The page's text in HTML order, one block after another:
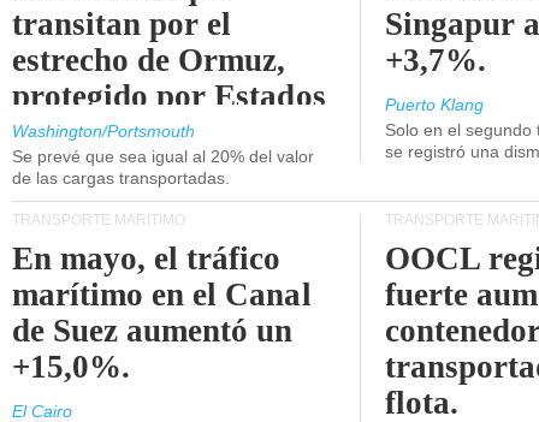
transitan por el
estrecho de Ormuz,
protegido por Estados
Unidos.
Washington/Portsmouth
Se prevé que sea igual al 20% del valor
de las cargas transportadas.
Singapur
+3,7%.
Puerto Klang
Solo en el
se registró una
TRANSPORTE MARÍTIMO
En mayo, el tráfico
marítimo en el Canal
de Suez aumentó un
+15,0%.
El Cairo
TRANSPORTE
OOCL
fuerte
flota.